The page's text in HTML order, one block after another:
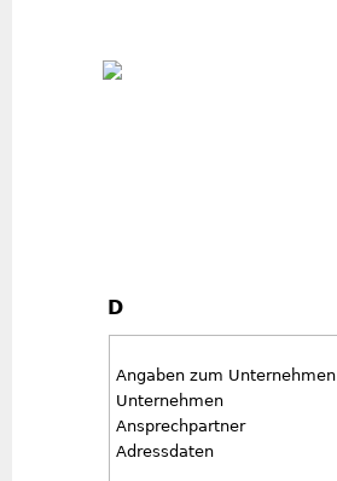
D
Angaben zum Unternehmen
Unternehmen
Ansprechpartner
Adressdaten